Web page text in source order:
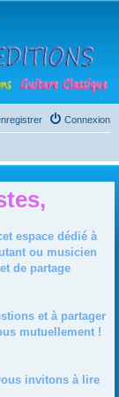
Connexion
espace dédié à
ou musicien
de partage
et à partager
mutuellement !
invitons à lire